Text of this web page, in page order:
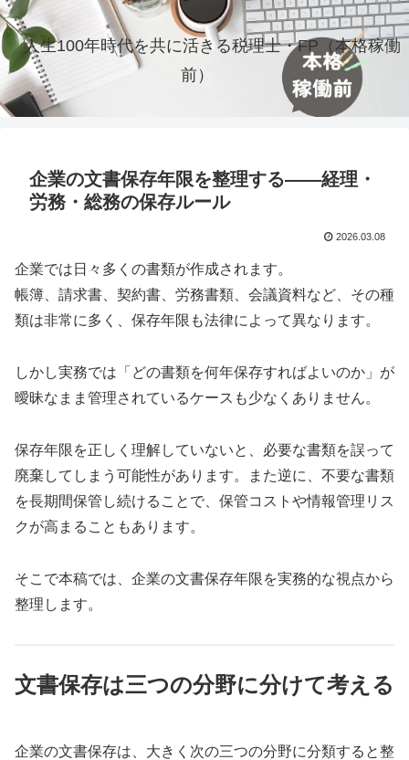
人生100年時代を共に活きる税理士・FP（本格稼働
前）
企業の文書保存年限を整理する――経理・
労務・総務の保存ルール
2026.03.08
企業では日々多くの書類が作成されます。
帳簿、請求書、契約書、労務書類、会議資料など、その種
類は非常に多く、保存年限も法律によって異なります。
しかし実務では「どの書類を何年保存すればよいのか」が
曖昧なまま管理されているケースも少なくありません。
保存年限を正しく理解していないと、必要な書類を誤って
廃棄してしまう可能性があります。また逆に、不要な書類
を長期間保管し続けることで、保管コストや情報管理リス
クが高まることもあります。
そこで本稿では、企業の文書保存年限を実務的な視点から
整理します。
文書保存は三つの分野に分けて考える
企業の文書保存は、大きく次の三つの分野に分類すると整